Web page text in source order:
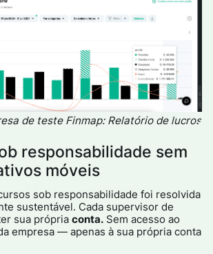
de teste Finmap: Relatório de lucros
responsabilidade sem
móveis
sob responsabilidade foi resolvida
sustentável. Cada supervisor de
sua própriaconta. Sem acesso ao
empresa — apenas à sua própria conta